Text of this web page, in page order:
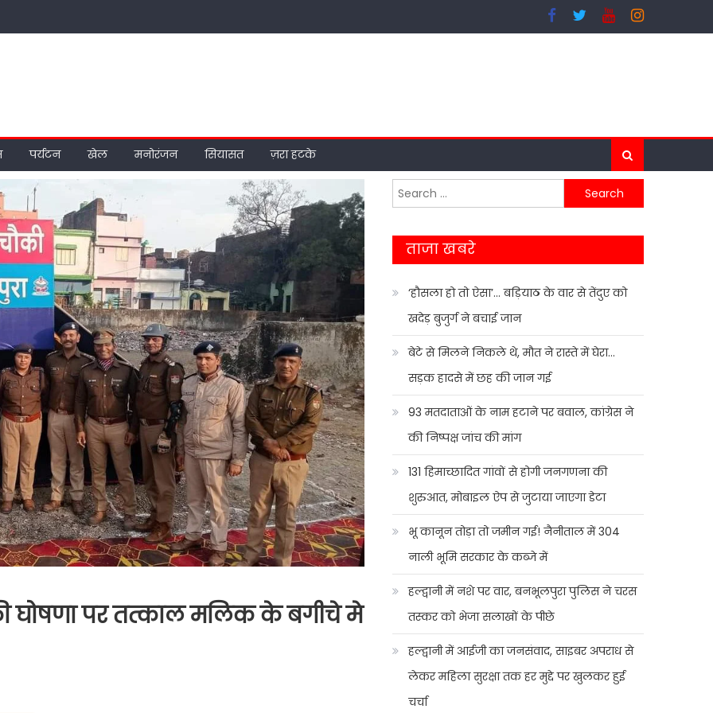
पर्यटन खेल मनोरंजन सियासत ज़रा हटके
घोषणा पर तत्काल मलिक के बगीचे मे
Search
for:
ताजा खबरे
‘हौसला हो तो ऐसा’… बड़ियाठ के वार से तेंदुए को
खदेड़ बुजुर्ग ने बचाई जान
बेटे से मिलने निकले थे, मौत ने रास्ते में घेरा…
सड़क हादसे में छह की जान गई
93 मतदाताओं के नाम हटाने पर बवाल, कांग्रेस ने
की निष्पक्ष जांच की मांग
131 हिमाच्छादित गांवों से होगी जनगणना की
शुरुआत, मोबाइल ऐप से जुटाया जाएगा डेटा
भू कानून तोड़ा तो जमीन गई! नैनीताल में 304
नाली भूमि सरकार के कब्जे में
हल्द्वानी में नशे पर वार, बनभूलपुरा पुलिस ने चरस
तस्कर को भेजा सलाखों के पीछे
हल्द्वानी में आईजी का जनसंवाद, साइबर अपराध से
लेकर महिला सुरक्षा तक हर मुद्दे पर खुलकर हुई
चर्चा